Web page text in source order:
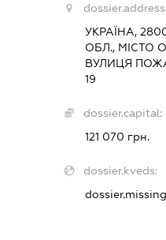
УКРАЇНА,
ОБЛ., МІСТО
ВУЛИЦЯ
19
dossier.capital:
121 070 грн.
dossier.kveds: